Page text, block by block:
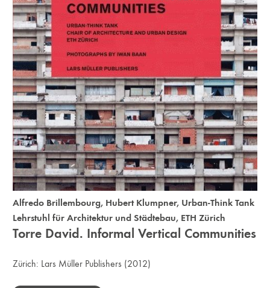
Alfredo Brillembourg, Hubert Klumpner, Urban-Think Tank
Lehrstuhl für Architektur und Städtebau, ETH Zürich
Torre David. Informal Vertical Communities
Zürich: Lars Müller Publishers (2012)